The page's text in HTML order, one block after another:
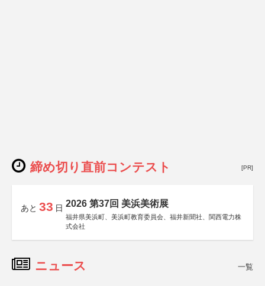
締め切り直前コンテスト [PR]
あと 33 日 2026 第37回 美浜美術展
福井県美浜町、美浜町教育委員会、福井新聞社、関西電力株
式会社
ニュース 一覧